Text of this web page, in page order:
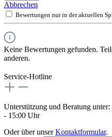
Abbrechen
Bewertungen nur in der aktuellen
Keine Bewertungen gefunden.
anderen.
Service-Hotline
Unterstützung und Beratung unter:
- 15:00 Uhr
Oder über unserKontaktformular.